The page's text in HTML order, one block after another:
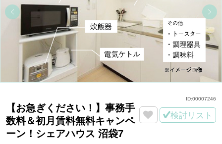
【お急ぎください！】事務手
数料＆初月賃料無料キャンペ
ーン！シェアハウス 沼袋7
検討リスト
ID:00007246